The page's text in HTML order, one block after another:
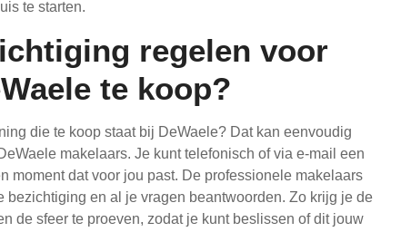
te starten.
regelen voor
te koop?
die te koop staat bij DeWaele? Dat kan eenvoudig
makelaars. Je kunt telefonisch of via e-mail een
moment dat voor jou past. De professionele makelaars
en al je vragen beantwoorden. Zo krijg je de
de sfeer te proeven, zodat je kunt beslissen of dit jouw